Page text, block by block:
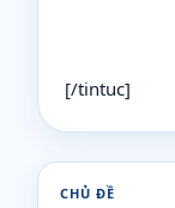
[/tintuc]
CHỦ ĐỀ